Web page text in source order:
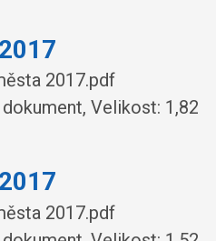
2017.pdf
Velikost: 1,82
2017.pdf